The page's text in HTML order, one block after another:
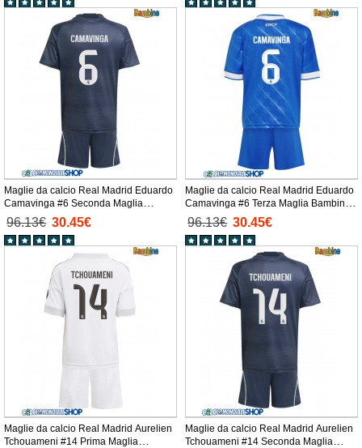
Maglie da calcio Real Madrid Eduardo
Camavinga #6 Seconda Maglia
Bambino 2025-26 Manica Corta +
Pantaloni corti)
96.13€ 30.45€
Maglie da calcio Real Madrid Eduardo
Camavinga #6 Terza Maglia Bambino
2025-26 Manica Corta + Pantaloni
corti)
96.13€ 30.45€
Maglie da calcio Real Madrid Aurelien
Tchouameni #14 Prima Maglia
Maglie da calcio Real Madrid Aurelien
Tchouameni #14 Seconda Maglia